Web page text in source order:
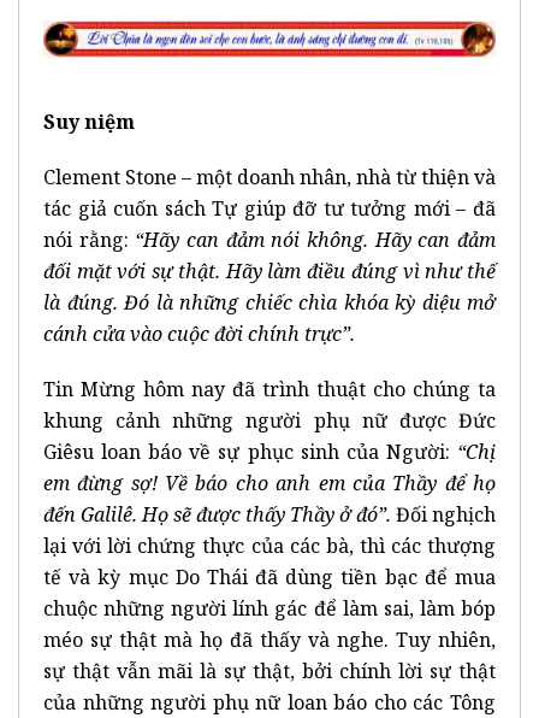
Suy niệm
Clement Stone – một doanh nhân, nhà từ thiện và
tác giả cuốn sách Tự giúp đỡ tư tưởng mới – đã
nói rằng: “Hãy can đảm nói không. Hãy can đảm
đối mặt với sự thật. Hãy làm điều đúng vì như thế
là đúng. Đó là những chiếc chìa khóa kỳ diệu mở
cánh cửa vào cuộc đời chính trực”.
Tin Mừng hôm nay đã trình thuật cho chúng ta
khung cảnh những người phụ nữ được Đức
Giêsu loan báo về sự phục sinh của Người: “Chị
em đừng sợ! Về báo cho anh em của Thầy để họ
đến Galilê. Họ sẽ được thấy Thầy ở đó”. Đối nghịch
lại với lời chứng thực của các bà, thì các thượng
tế và kỳ mục Do Thái đã dùng tiền bạc để mua
chuộc những người lính gác để làm sai, làm bóp
méo sự thật mà họ đã thấy và nghe. Tuy nhiên,
sự thật vẫn mãi là sự thật, bởi chính lời sự thật
của những người phụ nữ loan báo cho các Tông